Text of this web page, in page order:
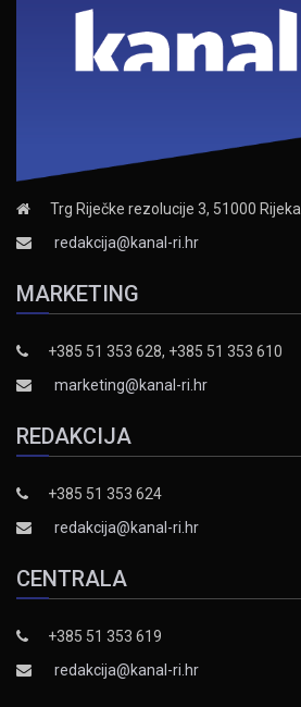
Trg Riječke rezolucije 3, 51000 Rijeka
redakcija@kanal-ri.hr
MARKETING
+385 51 353 628, +385 51 353 610
marketing@kanal-ri.hr
REDAKCIJA
+385 51 353 624
redakcija@kanal-ri.hr
CENTRALA
+385 51 353 619
redakcija@kanal-ri.hr